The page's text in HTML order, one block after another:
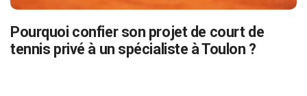
Pourquoi confier son projet de court de
tennis privé à un spécialiste à Toulon ?